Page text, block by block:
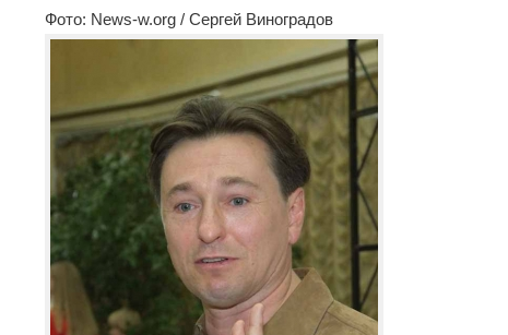
Фото: News-w.org / Сергей Виноградов